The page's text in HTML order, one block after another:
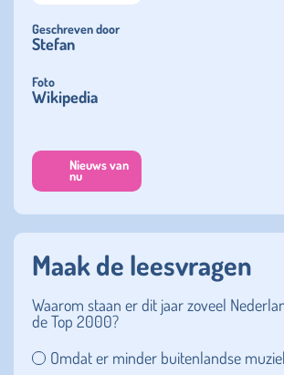
Geschreven door
Stefan
Foto
Wikipedia
Nieuws van
nu
Maak de leesvragen
Waarom staan er dit jaar zoveel
de Top 2000?
Omdat er minder buitenlandse